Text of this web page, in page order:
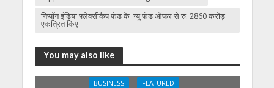
निप्पॉन इंडिया फ्लेक्सीकैप फंड के न्यू फंड ऑफर से रु. 2860 करोड़
एकत्रित किए
You may also like
BUSINESS FEATURED